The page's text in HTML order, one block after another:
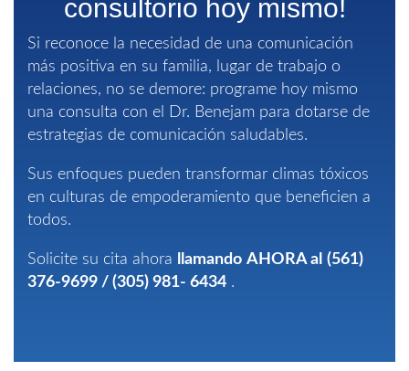
consultorio hoy mismo!
Si reconoce la necesidad de una comunicación
más positiva en su familia, lugar de trabajo o
relaciones, no se demore: programe hoy mismo
una consulta con el Dr. Benejam para dotarse de
estrategias de comunicación saludables.
Sus enfoques pueden transformar climas tóxicos
en culturas de empoderamiento que beneficien a
todos.
Solicite su cita ahora llamando AHORA al (561)
376-9699 / (305) 981- 6434 .